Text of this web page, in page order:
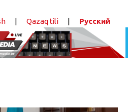
| Qazaq tili | Русский
портал